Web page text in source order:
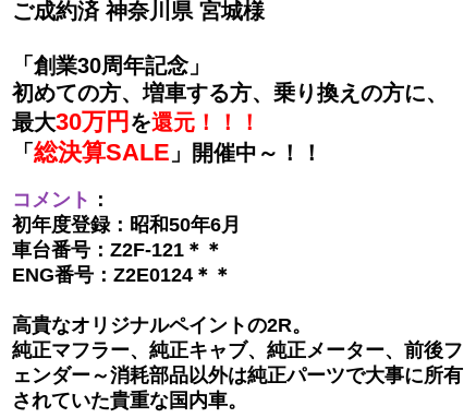
ご成約済 神奈川県 宮城様
「創業30周年記念」
初めての方、増車する方、乗り換えの方に、
最大30万円 を還元！！！
「 総決算SALE 」開催中～！！
コメント ：
初年度登録：昭和50年6月
車台番号：Z2F-121＊＊
ENG番号：Z2E0124＊＊
高貴なオリジナルペイントの2R。
純正マフラー、純正キャブ、純正メーター、前後フ
ェンダー～消耗部品以外は純正パーツで大事に所有
されていた貴重な国内車。